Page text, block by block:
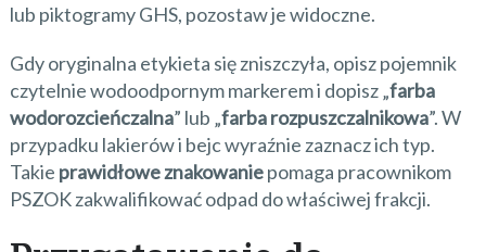
lub piktogramy GHS, pozostaw je widoczne.
Gdy oryginalna etykieta się zniszczyła, opisz pojemnik
czytelnie wodoodpornym markerem i dopisz „farba
wodorozcieńczalna” lub „farba rozpuszczalnikowa”. W
przypadku lakierów i bejc wyraźnie zaznacz ich typ.
Takie prawidłowe znakowaniepomaga pracownikom
PSZOK zakwalifikować odpad do właściwej frakcji.